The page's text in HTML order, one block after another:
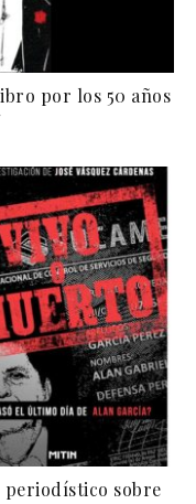
por los 50 años
sobre